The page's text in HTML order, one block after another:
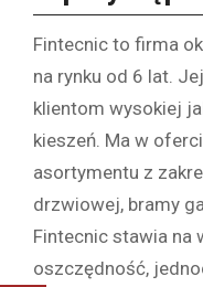
Fintecnic to firma
na rynku od 6 lat.
klientom wysokiej
kieszeń. Ma w
asortymentu z
drzwiowej, bramy
Fintecnic stawia na
oszczędność,